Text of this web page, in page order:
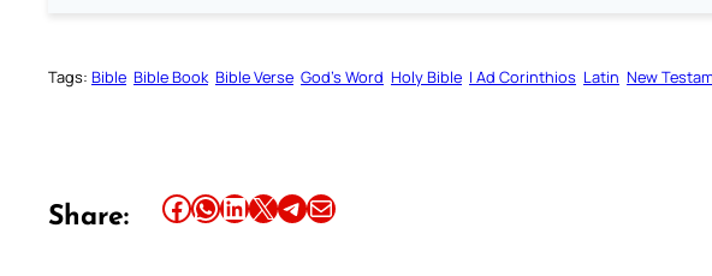
Tags: Bible Bible Book Bible Verse God’s Word Holy Bible I Ad Corinthios Latin New
Share: Share this article on Facebook Share this article on WhatsApp Share this article on LinkedIn Share this article on X Share this article on TelegramEmail this Article